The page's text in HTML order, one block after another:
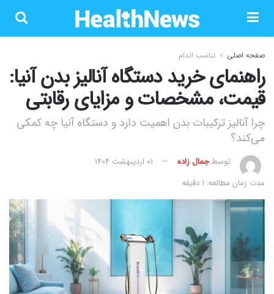
صفحه اصلی تناسب اندام
راهنمای خرید دستگاه آنالیز بدن آنیا:
قیمت، مشخصات و مزایای رقابتی
چرا آنالیز ترکیبات بدن اهمیت دارد و دستگاه آنیا چه کمکی
می‌کند؟
توسطجمال زاده
۰۱ اردیبهشت ۱۴۰۴
مدت زمان مطالعه: 1 دقیقه